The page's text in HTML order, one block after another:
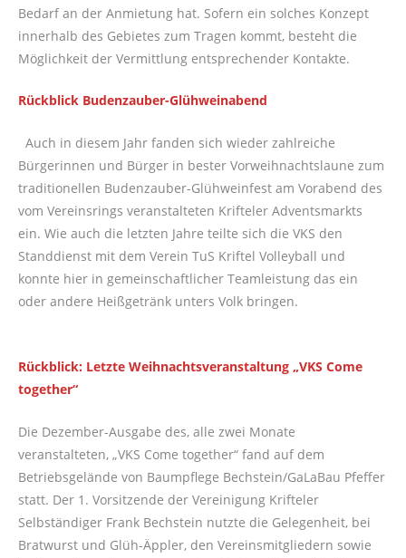
Bedarf an der Anmietung hat. Sofern ein solches Konzept
innerhalb des Gebietes zum Tragen kommt, besteht die
Möglichkeit der Vermittlung entsprechender Kontakte.
Rückblick Budenzauber-Glühweinabend
Auch in diesem Jahr fanden sich wieder zahlreiche
Bürgerinnen und Bürger in bester Vorweihnachtslaune zum
traditionellen Budenzauber-Glühweinfest am Vorabend des
vom Vereinsrings veranstalteten Krifteler Adventsmarkts
ein. Wie auch die letzten Jahre teilte sich die VKS den
Standdienst mit dem Verein TuS Kriftel Volleyball und
konnte hier in gemeinschaftlicher Teamleistung das ein
oder andere Heißgetränk unters Volk bringen.
Rückblick: Letzte Weihnachtsveranstaltung „VKS Come
together“
Die Dezember-Ausgabe des, alle zwei Monate
veranstalteten, „VKS Come together“ fand auf dem
Betriebsgelände von Baumpflege Bechstein/GaLaBau Pfeffer
statt. Der 1. Vorsitzende der Vereinigung Krifteler
Selbständiger Frank Bechstein nutzte die Gelegenheit, bei
Bratwurst und Glüh-Äppler, den Vereinsmitgliedern sowie